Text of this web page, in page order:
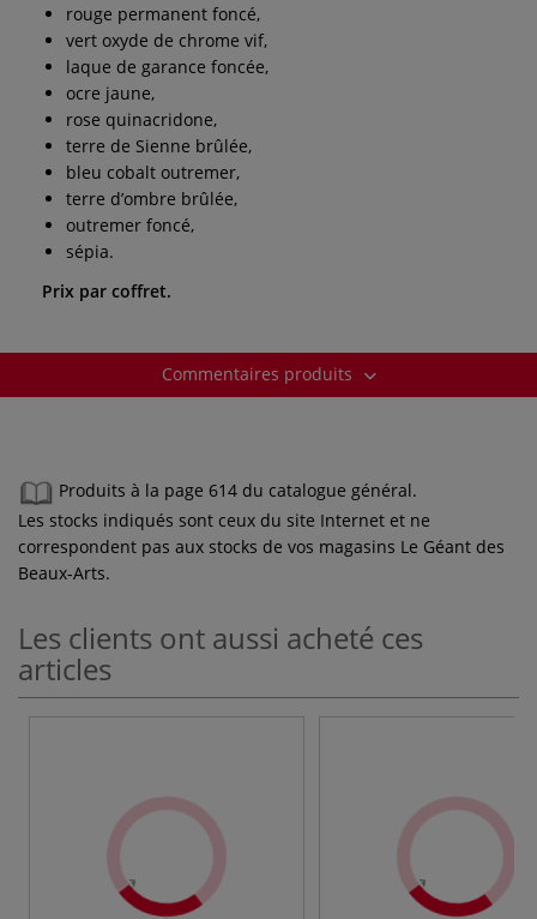
rouge permanent foncé,
vert oxyde de chrome vif,
laque de garance foncée,
ocre jaune,
rose quinacridone,
terre de Sienne brûlée,
bleu cobalt outremer,
terre d’ombre brûlée,
outremer foncé,
sépia.
Prix par coffret.
Commentaires produits
Produits à la page 614 du catalogue général.
Les stocks indiqués sont ceux du site Internet et ne
correspondent pas aux stocks de vos magasins Le Géant des
Beaux-Arts.
Les clients ont aussi acheté ces
articles